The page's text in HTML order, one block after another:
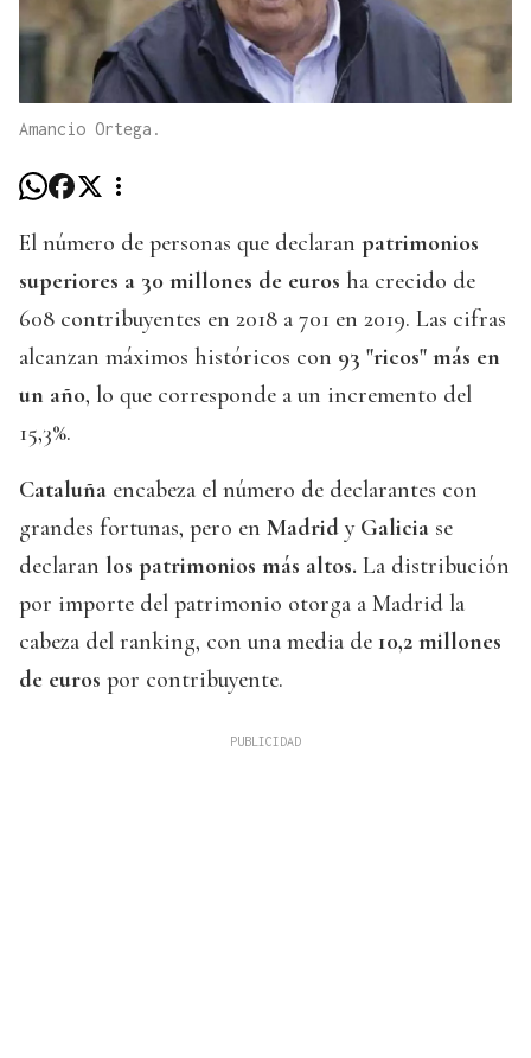
Amancio Ortega.
El número de personas que declaran patrimonios
superiores a 30 millones de euros ha crecido de
608 contribuyentes en 2018 a 701 en 2019. Las cifras
alcanzan máximos históricos con 93 "ricos" más en
un año, lo que corresponde a un incremento del
15,3%.
Cataluña encabeza el número de declarantes con
grandes fortunas, pero en Madrid y Galicia se
declaran los patrimonios más altos. La distribución
por importe del patrimonio otorga a Madrid la
cabeza del ranking, con una media de 10,2 millones
de euros por contribuyente.